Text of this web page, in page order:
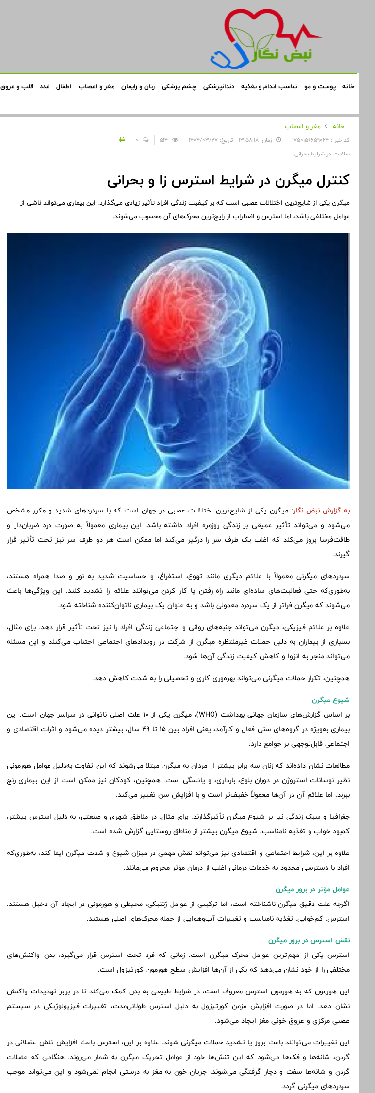
خانه پوست و مو تناسب اندام و تغذیه دندانپزشکی چشم پزشکی زنان و زایمان مغز و اعصاب اطفال غدد قلب و عروق
خانه
مغز و اعصاب
کد خبر : 1750156659024 زمان: ۱۳:۵۸:۱۸ - تاریخ: ۱۴۰۴/۰۳/۲۷
0
سلامت در شرایط بحرانی
کنترل میگرن در شرایط استرس زا و بحرانی
میگرن یکی از شایع‌ترین اختلالات عصبی است که بر کیفیت زندگی افراد تأثیر زیادی می‌گذارد. این بیماری می‌تواند ناشی از
عوامل مختلفی باشد، اما استرس و اضطراب از رایج‌ترین محرک‌های آن محسوب می‌شوند.
به گزارشنبض نگار: میگرن یکی از شایع‌ترین اختلالات عصبی در جهان است که با سردردهای شدید و مکرر مشخص
می‌شود و می‌تواند تأثیر عمیقی بر زندگی روزمره افراد داشته باشد. این بیماری معمولاً به صورت درد ضربان‌دار و
طاقت‌فرسا بروز می‌کند که اغلب یک طرف سر را درگیر می‌کند اما ممکن است هر دو طرف سر نیز تحت تأثیر قرار
گیرند.
سردردهای میگرنی معمولاً با علائم دیگری مانند تهوع، استفراغ، و حساسیت شدید به نور و صدا همراه هستند،
به‌طوری‌که حتی فعالیت‌های ساده‌ای مانند راه رفتن یا کار کردن می‌توانند علائم را تشدید کنند. این ویژگی‌ها باعث
می‌شوند که میگرن فراتر از یک سردرد معمولی باشد و به عنوان یک بیماری ناتوان‌کننده شناخته شود.
علاوه بر علائم فیزیکی، میگرن می‌تواند جنبه‌های روانی و اجتماعی زندگی افراد را نیز تحت تأثیر قرار دهد. برای مثال،
بسیاری از بیماران به دلیل حملات غیرمنتظره میگرن از شرکت در رویدادهای اجتماعی اجتناب می‌کنند و این مسئله
می‌تواند منجر به انزوا و کاهش کیفیت زندگی آن‌ها شود.
همچنین، تکرار حملات میگرنی می‌تواند بهره‌وری کاری و تحصیلی را به شدت کاهش دهد.
شیوع میگرن
بر اساس گزارش‌های سازمان جهانی بهداشت (WHO)، میگرن یکی از 10 علت اصلی ناتوانی در سراسر جهان است. این
بیماری به‌ویژه در گروه‌های سنی فعال و کارآمد، یعنی افراد بین 15 تا 49 سال، بیشتر دیده می‌شود و اثرات اقتصادی و
اجتماعی قابل‌توجهی بر جوامع دارد.
مطالعات نشان داده‌اند که زنان سه برابر بیشتر از مردان به میگرن مبتلا می‌شوند که این تفاوت به‌دلیل عوامل هورمونی
نظیر نوسانات استروژن در دوران بلوغ، بارداری، و یائسگی است. همچنین، کودکان نیز ممکن است از این بیماری رنج
ببرند، اما علائم آن در آن‌ها معمولاً خفیف‌تر است و با افزایش سن تغییر می‌کند.
جغرافیا و سبک زندگی نیز بر شیوع میگرن تأثیرگذارند. برای مثال، در مناطق شهری و صنعتی، به دلیل استرس بیشتر،
کمبود خواب و تغذیه نامناسب، شیوع میگرن بیشتر از مناطق روستایی گزارش شده است.
علاوه بر این، شرایط اجتماعی و اقتصادی نیز می‌تواند نقش مهمی در میزان شیوع و شدت میگرن ایفا کند، به‌طوری‌که
افراد با دسترسی محدود به خدمات درمانی اغلب از درمان مؤثر محروم می‌مانند.
عوامل مؤثر در بروز میگرن
اگرچه علت دقیق میگرن ناشناخته است، اما ترکیبی از عوامل ژنتیکی، محیطی و هورمونی در ایجاد آن دخیل هستند.
استرس، کم‌خوابی، تغذیه نامناسب و تغییرات آب‌وهوایی از جمله محرک‌های اصلی هستند.
نقش استرس در بروز میگرن
استرس یکی از مهم‌ترین عوامل محرک میگرن است. زمانی که فرد تحت استرس قرار می‌گیرد، بدن واکنش‌های
مختلفی را از خود نشان می‌دهد که یکی از آن‌ها افزایش سطح هورمون کورتیزول است.
این هورمون که به هورمون استرس معروف است، در شرایط طبیعی به بدن کمک می‌کند تا در برابر تهدیدات واکنش
نشان دهد. اما در صورت افزایش مزمن کورتیزول به دلیل استرس طولانی‌مدت، تغییرات فیزیولوژیکی در سیستم
عصبی مرکزی و عروق خونی مغز ایجاد می‌شود.
این تغییرات می‌توانند باعث بروز یا تشدید حملات میگرنی شوند. علاوه بر این، استرس باعث افزایش تنش عضلانی در
گردن، شانه‌ها و فک‌ها می‌شود که این تنش‌ها خود از عوامل تحریک میگرن به شمار می‌روند. هنگامی که عضلات
گردن و شانه‌ها سفت و دچار گرفتگی می‌شوند، جریان خون به مغز به درستی انجام نمی‌شود و این می‌تواند موجب
سردردهای میگرنی گردد.